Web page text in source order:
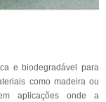
e biodegradável para
como madeira ou
aplicações onde a